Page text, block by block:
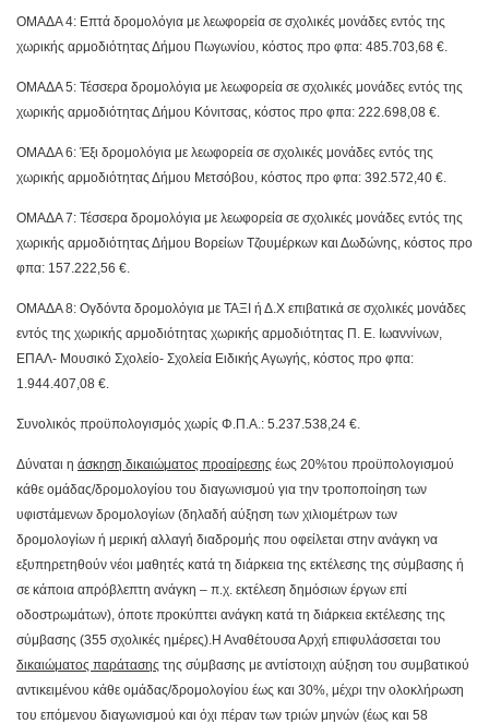
ΟΜΑΔΑ 4: Επτά δρομολόγια με λεωφορεία σε σχολικές μονάδες εντός της
χωρικής αρμοδιότητας Δήμου Πωγωνίου, κόστος προ φπα: 485.703,68 €.
ΟΜΑΔΑ 5: Τέσσερα δρομολόγια με λεωφορεία σε σχολικές μονάδες εντός της
χωρικής αρμοδιότητας Δήμου Κόνιτσας, κόστος προ φπα: 222.698,08 €.
ΟΜΑΔΑ 6: Έξι δρομολόγια με λεωφορεία σε σχολικές μονάδες εντός της
χωρικής αρμοδιότητας Δήμου Μετσόβου, κόστος προ φπα: 392.572,40 €.
ΟΜΑΔΑ 7: Τέσσερα δρομολόγια με λεωφορεία σε σχολικές μονάδες εντός της
χωρικής αρμοδιότητας Δήμου Βορείων Τζουμέρκων και Δωδώνης, κόστος προ
φπα: 157.222,56 €.
ΟΜΑΔΑ 8: Ογδόντα δρομολόγια με ΤΑΞΙ ή Δ.Χ επιβατικά σε σχολικές μονάδες
εντός της χωρικής αρμοδιότητας χωρικής αρμοδιότητας Π. Ε. Ιωαννίνων,
ΕΠΑΛ- Μουσικό Σχολείο- Σχολεία Ειδικής Αγωγής, κόστος προ φπα:
1.944.407,08 €.
Συνολικός προϋπολογισμός χωρίς Φ.Π.Α.: 5.237.538,24 €.
Δύναται η άσκηση δικαιώματος προαίρεσης έως 20%του προϋπολογισμού
κάθε ομάδας/δρομολογίου του διαγωνισμού για την τροποποίηση των
υφιστάμενων δρομολογίων (δηλαδή αύξηση των χιλιομέτρων των
δρομολογίων ή μερική αλλαγή διαδρομής που οφείλεται στην ανάγκη να
εξυπηρετηθούν νέοι μαθητές κατά τη διάρκεια της εκτέλεσης της σύμβασης ή
σε κάποια απρόβλεπτη ανάγκη – π.χ. εκτέλεση δημόσιων έργων επί
οδοστρωμάτων), όποτε προκύπτει ανάγκη κατά τη διάρκεια εκτέλεσης της
σύμβασης (355 σχολικές ημέρες).Η Αναθέτουσα Αρχή επιφυλάσσεται του
δικαιώματος παράτασης της σύμβασης με αντίστοιχη αύξηση του συμβατικού
αντικειμένου κάθε ομάδας/δρομολογίου έως και 30%, μέχρι την ολοκλήρωση
του επόμενου διαγωνισμού και όχι πέραν των τριών μηνών (έως και 58